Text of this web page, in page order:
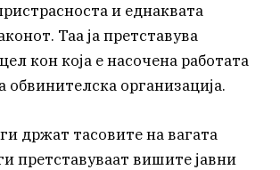
и еднаквата
Таа ја претставува
кон која е насочена работата
обвинителска организација.
држат тасовите на вагата
претставуваат вишите јавни